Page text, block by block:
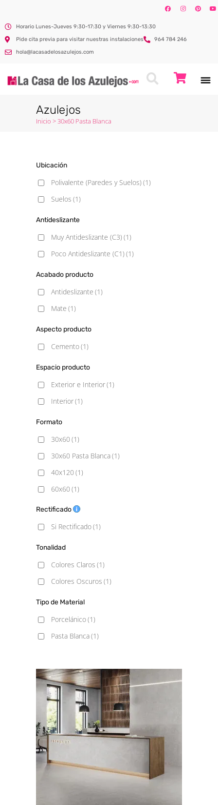
Horario Lunes-Jueves 9:30-17:30 y Viernes 9:30-13:30
Pide cita previa para visitar nuestras instalaciones
964 784 246
hola@lacasadelosazulejos.com
Azulejos
Inicio >30x60 Pasta Blanca
Ubicación
Polivalente (Paredes y Suelos)(1)
Suelos (1)
Antideslizante
Muy Antideslizante (C3)(1)
Poco Antideslizante (C1)(1)
Acabado producto
Antideslizante (1)
Mate (1)
Aspecto producto
Cemento(1)
Espacio producto
Exterior e Interior(1)
Interior(1)
Formato
30x60 (1)
30x60 Pasta Blanca(1)
40x120 (1)
60x60 (1)
60x120(1)
75x75
(1)
Rectificado
Si Rectificado(1)
Tonalidad
Colores Claros (1)
Colores Oscuros (1)
Tipo de Material
Porcelánico(1)
Pasta Blanca(1)